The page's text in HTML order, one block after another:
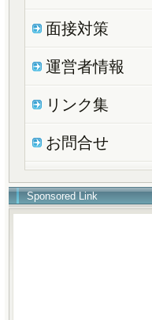
面接対策
運営者情報
リンク集
お問合せ
Sponsored Link